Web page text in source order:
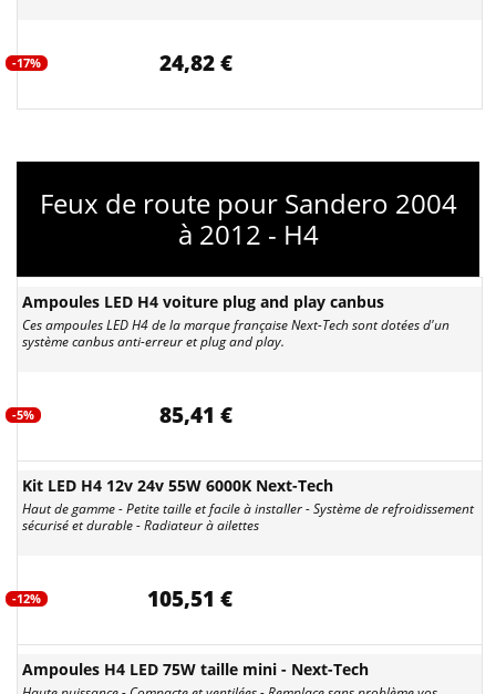
-17% 24,82 €
Feux de route pour Sandero 2004
à 2012 - H4
Ampoules LED H4 voiture plug and play canbus
Ces ampoules LED H4 de la marque française Next-Tech sont dotées d'un
système canbus anti-erreur et plug and play.
-5% 85,41 €
Kit LED H4 12v 24v 55W 6000K Next-Tech
Haut de gamme - Petite taille et facile à installer - Système de refroidissement
sécurisé et durable - Radiateur à ailettes
-12% 105,51 €
Ampoules H4 LED 75W taille mini - Next-Tech